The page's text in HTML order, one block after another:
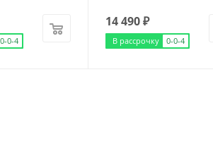
0-0-4
14 490₽
В рассрочку 0-0-4